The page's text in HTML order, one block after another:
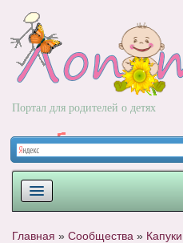
Портал для родителей о детях
Главная » Сообщества »